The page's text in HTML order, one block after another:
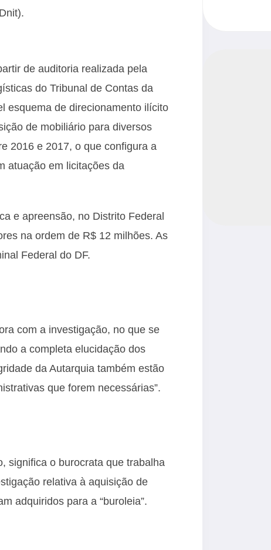
de auditoria realizada pela
do Tribunal de Contas da
esquema de direcionamento ilícito
de mobiliário para diversos
2016 e 2017, o que configura a
atuação em licitações da
e apreensão, no Distrito Federal
na ordem de R$ 12 milhões. As
Federal do DF.
com a investigação, no que se
a completa elucidação dos
da Autarquia também estão
que forem necessárias”.
significa o burocrata que trabalha
relativa à aquisição de
adquiridos para a “buroleia”.